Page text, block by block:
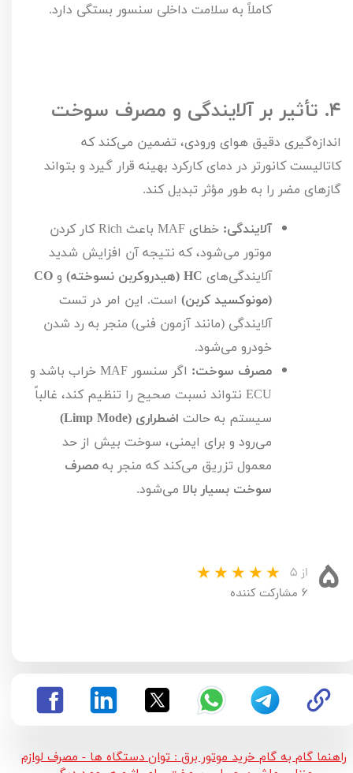
کاملاً به سلامت داخلی سنسور بستگی دارد.
۴. تأثیر بر آلایندگی و مصرف سوخت
اندازه‌گیری دقیق هوای ورودی، تضمین می‌کند که
کاتالیست کانورتر در دمای کارکرد بهینه قرار گیرد و بتواند
گازهای مضر را به طور مؤثر تبدیل کند.
آلایندگی: خطای MAF باعث Richکار کردن
موتور می‌شود، که نتیجه آن افزایش شدید
آلایندگی‌های HC (هیدروکربن نسوخته) و CO
(مونوکسید کربن) است. این امر در تست
آلایندگی (مانند آزمون فنی) منجر به رد شدن
خودرو می‌شود.
مصرف سوخت: اگر سنسور MAF خراب باشد و
ECU نتواند نسبت صحیح را تنظیم کند، غالباً
سیستم به حالت اضطراری (Limp Mode
)
می‌رود و برای ایمنی، سوخت بیش از حد
معمول تزریق می‌کند که منجر به مصرف
سوخت بسیار بالا می‌شود.
۵
از ۵
۶ مشارکت کننده
راهنما گام به گام خرید موتور برق : توان دستگاه ها - مصرف لوازم